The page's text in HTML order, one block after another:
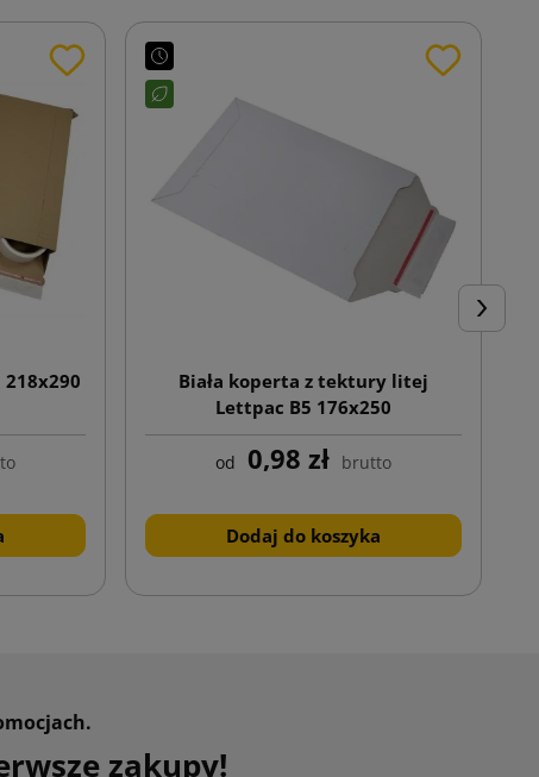
Biała koperta z tektury litej
Lettpac B5 176x250
od 0,98 zł brutto
Dodaj do koszyka
zakupy!